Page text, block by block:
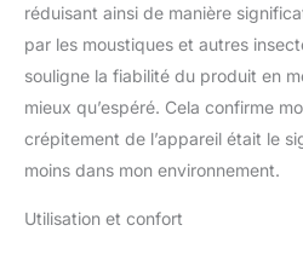
entre
réduisant ainsi de manière
par les moustiques et autres
souligne la fiabilité du produit en
mieux qu’espéré. Cela confirme
crépitement de l’appareil était le
moins dans mon environnement.
Utilisation et confort